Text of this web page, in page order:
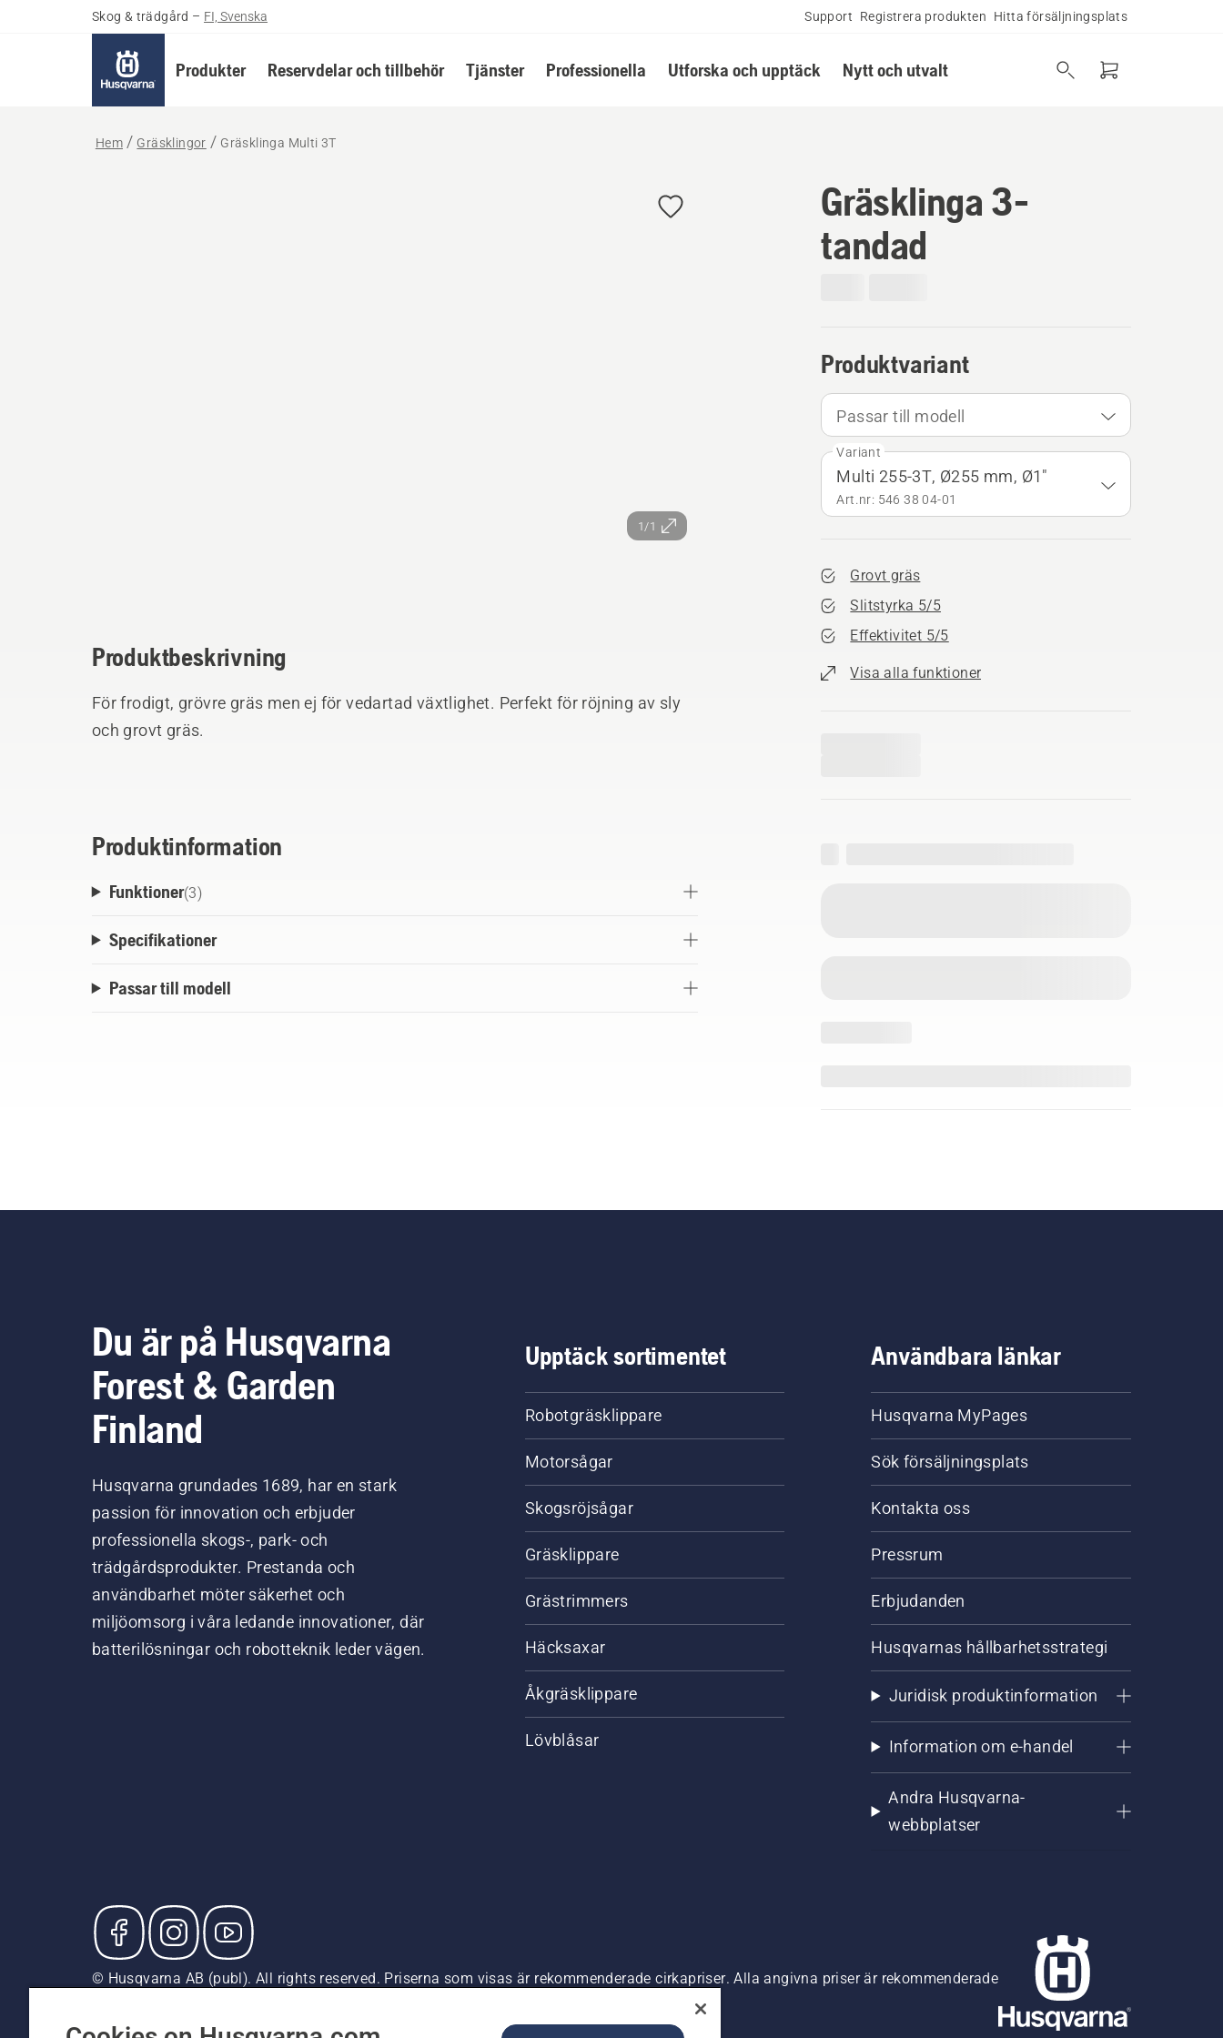
Skog & trädgård – FI, Svenska Support Registrera produkten Hitta försäljningsplats
Produkter Reservdelar och tillbehör Tjänster Professionella Utforska och upptäck Nytt och utvalt
Hem Gräsklingor Gräsklinga Multi 3T
1/1
Gräsklinga 3-
tandad
Produktvariant
Passar till modell
Variant
Multi 255-3T, Ø255 mm, Ø1"
Art.nr: 546 38 04‑01
Grovt gräs
Slitstyrka 5/5
Effektivitet 5/5
Visa alla funktioner
Produktbeskrivning
För frodigt, grövre gräs men ej för vedartad växtlighet. Perfekt för röjning av sly
och grovt gräs.
Produktinformation
Funktioner(3)
Specifikationer
Passar till modell
Du är på Husqvarna
Forest & Garden
Finland
Husqvarna grundades 1689, har en stark
passion för innovation och erbjuder
professionella skogs-, park- och
trädgårdsprodukter. Prestanda och
användbarhet möter säkerhet och
miljöomsorg i våra ledande innovationer, där
batterilösningar och robotteknik leder vägen.
Upptäck sortimentet
Robotgräsklippare
Motorsågar
Skogsröjsågar
Gräsklippare
Grästrimmers
Häcksaxar
Åkgräsklippare
Lövblåsar
Användbara länkar
Husqvarna MyPages
Sök försäljningsplats
Kontakta oss
Pressrum
Erbjudanden
Husqvarnas hållbarhetsstrategi
Juridisk produktinformation
Information om e-handel
Andra Husqvarna-
webbplatser
© Husqvarna AB (publ). All rights reserved. Priserna som visas är rekommenderade cirkapriser. Alla angivna priser är rekommenderade
Cookiepolicy Företagsinformation